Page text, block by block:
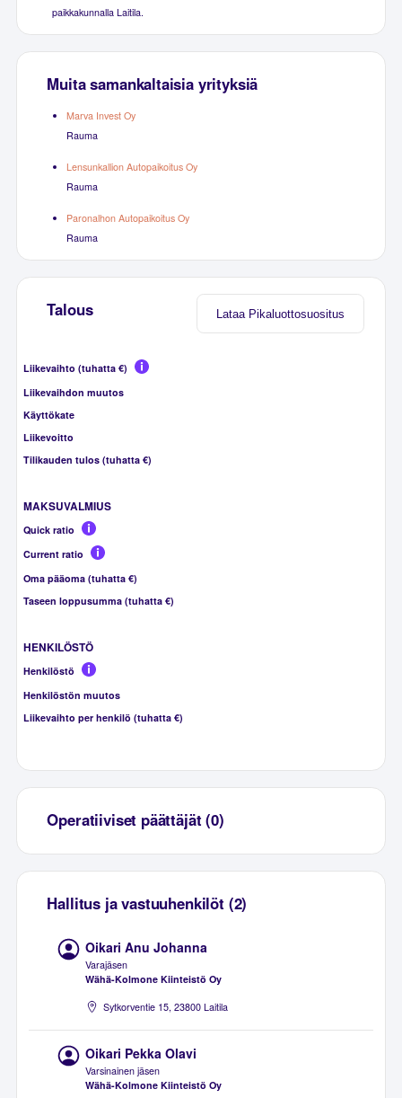
paikkakunnalla Laitila.
Muita samankaltaisia yrityksiä
Marva Invest Oy
Rauma
Lensunkallion Autopaikoitus Oy
Rauma
Paronalhon Autopaikoitus Oy
Rauma
Lataa Pikaluottosuositus
Talous
Liikevaihto (tuhatta €)
Liikevaihdon muutos
Käyttökate
Liikevoitto
Tilikauden tulos (tuhatta €)
MAKSUVALMIUS
Quick ratio
Current ratio
Oma pääoma (tuhatta €)
Taseen loppusumma (tuhatta €)
HENKILÖSTÖ
Henkilöstö
Henkilöstön muutos
Liikevaihto per henkilö (tuhatta €)
Operatiiviset päättäjät (0)
Hallitus ja vastuuhenkilöt (2)
Oikari Anu Johanna
Varajäsen
Wähä-Kolmone Kiinteistö Oy
Sytkorventie 15, 23800 Laitila
Oikari Pekka Olavi
Varsinainen jäsen
Wähä-Kolmone Kiinteistö Oy